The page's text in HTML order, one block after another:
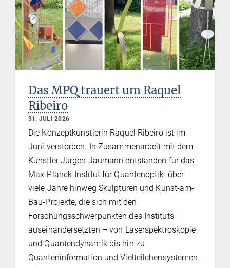
Das MPQ trauert um Raquel
Ribeiro
31. JULI 2026
Die Konzeptkünstlerin Raquel Ribeiro ist im
Juni verstorben. In Zusammenarbeit mit dem
Künstler Jürgen Jaumann entstanden für das
Max-Planck-Institut für Quantenoptik über
viele Jahre hinweg Skulpturen und Kunst-am-
Bau-Projekte, die sich mit den
Forschungsschwerpunkten des Instituts
auseinandersetzten – von Laserspektroskopie
und Quantendynamik bis hin zu
Quanteninformation und Vielteilchensystemen.